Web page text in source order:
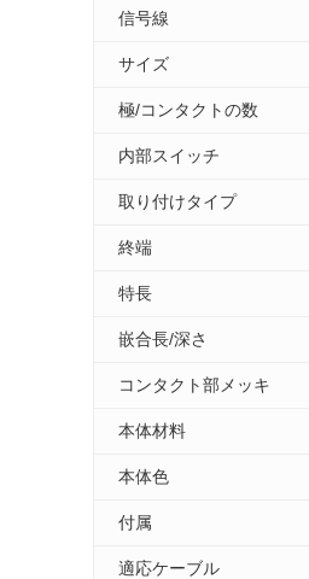
信号線
サイズ
極/コンタクトの数
内部スイッチ
取り付けタイプ
終端
特長
嵌合長/深さ
コンタクト部メッキ
本体材料
本体色
付属
適応ケーブル